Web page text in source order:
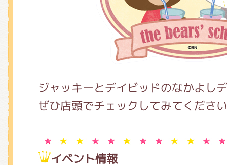
ジャッキーとデイビッドのなかよし
ぜひ店頭でチェックしてみてくださ
イベント情報